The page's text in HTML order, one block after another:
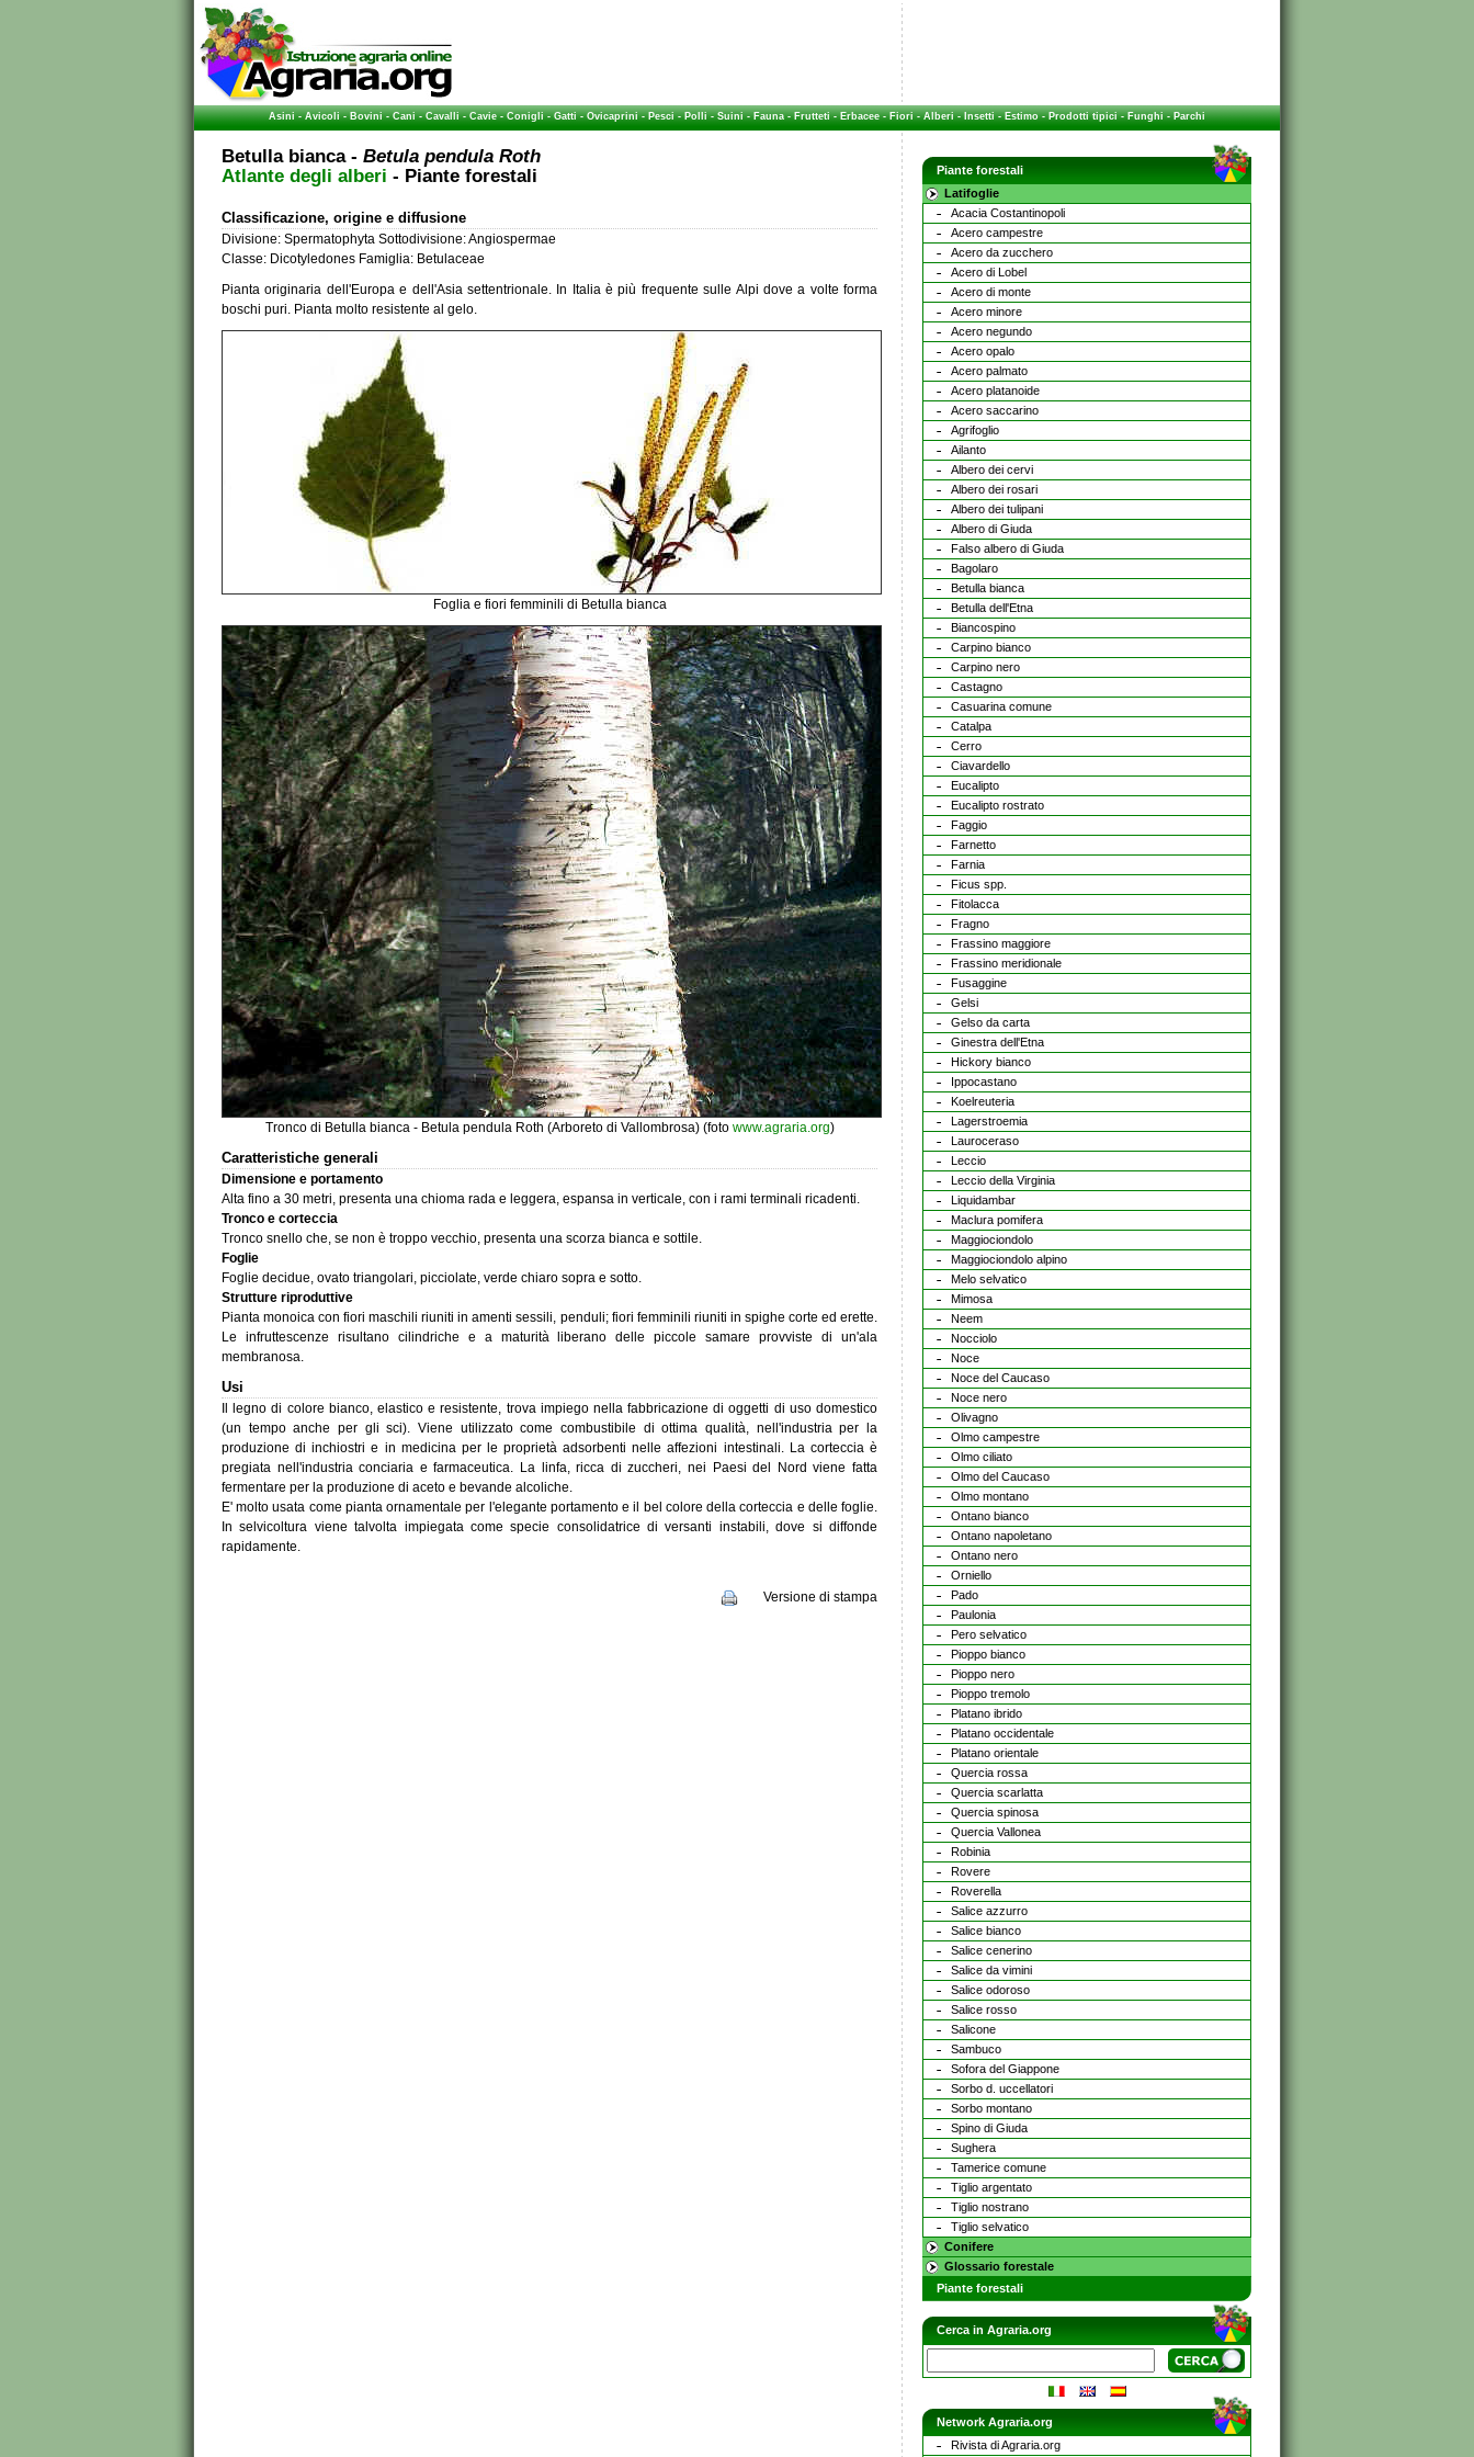
Asini-Avicoli-Bovini-Cani-Cavalli-Cavie-Conigli-Gatti-Ovicaprini-Pesci-Polli-Suini-Fauna-Frutteti-Erbacee-Fiori-Alberi-Insetti-Estimo-Prodotti tipici-Funghi-Parchi
Betulla bianca - Betula pendula Roth
Atlante degli alberi - Piante forestali
Classificazione, origine e diffusione
Divisione: Spermatophyta Sottodivisione: Angiospermae
Classe: Dicotyledones Famiglia: Betulaceae
Pianta originaria dell'Europa e dell'Asia settentrionale. In Italia è più frequente sulle Alpi dove a volte forma
boschi puri. Pianta molto resistente al gelo.
Foglia e fiori femminili di Betulla bianca
Tronco di Betulla bianca - Betula pendula Roth (Arboreto di Vallombrosa) (foto www.agraria.org)
Caratteristiche generali
Dimensione e portamento
Alta fino a 30 metri, presenta una chioma rada e leggera, espansa in verticale, con i rami terminali ricadenti.
Tronco e corteccia
Tronco snello che, se non è troppo vecchio, presenta una scorza bianca e sottile.
Foglie
Foglie decidue, ovato triangolari, picciolate, verde chiaro sopra e sotto.
Strutture riproduttive
Pianta monoica con fiori maschili riuniti in amenti sessili, penduli; fiori femminili riuniti in spighe corte ed erette.
Le infruttescenze risultano cilindriche e a maturità liberano delle piccole samare provviste di un'ala
membranosa.
Usi
Il legno di colore bianco, elastico e resistente, trova impiego nella fabbricazione di oggetti di uso domestico
(un tempo anche per gli sci). Viene utilizzato come combustibile di ottima qualità, nell'industria per la
produzione di inchiostri e in medicina per le proprietà adsorbenti nelle affezioni intestinali. La corteccia è
pregiata nell'industria conciaria e farmaceutica. La linfa, ricca di zuccheri, nei Paesi del Nord viene fatta
fermentare per la produzione di aceto e bevande alcoliche.
E' molto usata come pianta ornamentale per l'elegante portamento e il bel colore della corteccia e delle foglie.
In selvicoltura viene talvolta impiegata come specie consolidatrice di versanti instabili, dove si diffonde
rapidamente.
Versione di stampa
Piante forestali
Latifoglie
Acacia Costantinopoli
Acero campestre
Acero da zucchero
Acero di Lobel
Acero di monte
Acero minore
Acero negundo
Acero opalo
Acero palmato
Acero platanoide
Acero saccarino
Agrifoglio
Ailanto
Albero dei cervi
Albero dei rosari
Albero dei tulipani
Albero di Giuda
Falso albero di Giuda
Bagolaro
Betulla bianca
Betulla dell'Etna
Biancospino
Carpino bianco
Carpino nero
Castagno
Casuarina comune
Catalpa
Cerro
Ciavardello
Eucalipto
Eucalipto rostrato
Faggio
Farnetto
Farnia
Ficus spp.
Fitolacca
Fragno
Frassino maggiore
Frassino meridionale
Fusaggine
Gelsi
Gelso da carta
Ginestra dell'Etna
Hickory bianco
Ippocastano
Koelreuteria
Lagerstroemia
Lauroceraso
Leccio
Leccio della Virginia
Liquidambar
Maclura pomifera
Maggiociondolo
Maggiociondolo alpino
Melo selvatico
Mimosa
Neem
Nocciolo
Noce
Noce del Caucaso
Noce nero
Olivagno
Olmo campestre
Olmo ciliato
Olmo del Caucaso
Olmo montano
Ontano bianco
Ontano napoletano
Ontano nero
Orniello
Pado
Paulonia
Pero selvatico
Pioppo bianco
Pioppo nero
Pioppo tremolo
Platano ibrido
Platano occidentale
Platano orientale
Quercia rossa
Quercia scarlatta
Quercia spinosa
Quercia Vallonea
Robinia
Rovere
Roverella
Salice azzurro
Salice bianco
Salice cenerino
Salice da vimini
Salice odoroso
Salice rosso
Salicone
Sambuco
Sofora del Giappone
Sorbo d. uccellatori
Sorbo montano
Spino di Giuda
Sughera
Tamerice comune
Tiglio argentato
Tiglio nostrano
Tiglio selvatico
Conifere
Glossario forestale
Piante forestali
Cerca in Agraria.org
Network Agraria.org
Rivista di Agraria.org